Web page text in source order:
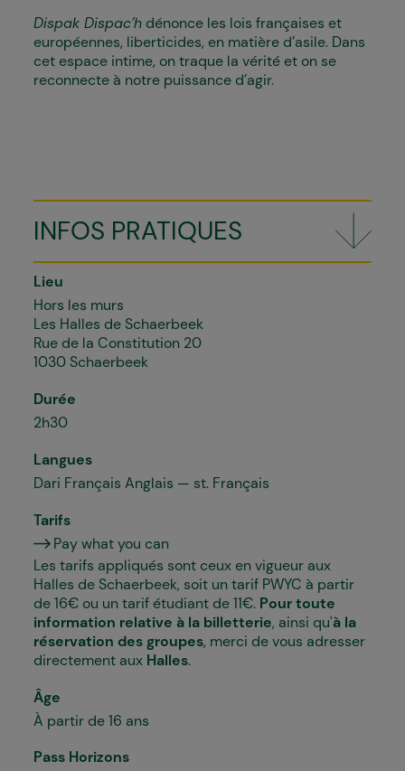
INFOS PRATIQUES
Lieu
Hors les murs
Les Halles de Schaerbeek
Rue de la Constitution 20
1030 Schaerbeek
Durée
2h30
Langues
Dari Français Anglais — st. Français
Tarifs
Pay what you can
Les tarifs appliqués sont ceux en vigueur aux
Halles de Schaerbeek, soit un tarif PWYC à partir
de 16€ ou un tarif étudiant de 11€. Pour toute
information relative à la billetterie, ainsi qu'à la
réservation des groupes, merci de vous adresser
directement aux Halles.
Âge
À partir de 16 ans
Pass Horizons
Dispak Dispac’h dénonce les lois françaises et
européennes, liberticides, en matière d’asile. Dans
cet espace intime, on traque la vérité et on se
reconnecte à notre puissance d’agir.